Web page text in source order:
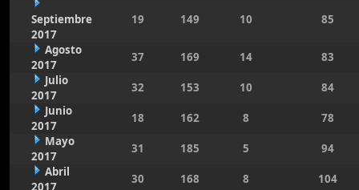
Septiembre
2017
19 149 10 85
Agosto
2017
37 169 14
83
Julio
2017
32 153 10
84
Junio
2017
18 162 8
78
Mayo
2017
31 185 5
94
Abril
2017
30 168 8
104